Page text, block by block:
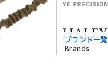
ブランド一覧
Brands